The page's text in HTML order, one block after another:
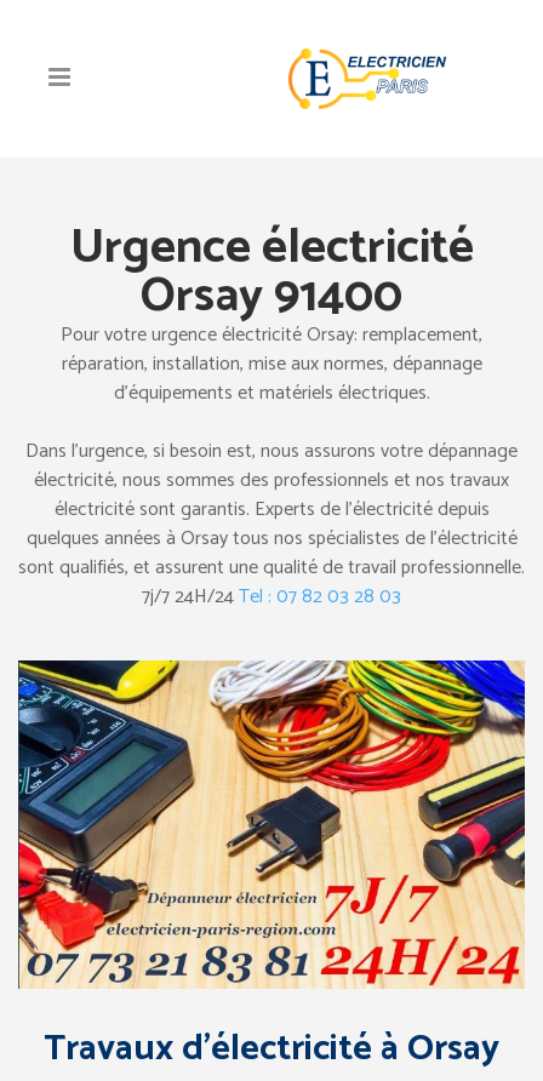
Urgence électricité
Orsay 91400
Pour votre urgence électricité Orsay: remplacement,
réparation, installation, mise aux normes, dépannage
d’équipements et matériels électriques.
Dans l’urgence, si besoin est, nous assurons votre dépannage
électricité, nous sommes des professionnels et nos travaux
électricité sont garantis. Experts de l’électricité depuis
quelques années à Orsay tous nos spécialistes de l’électricité
sont qualifiés, et assurent une qualité de travail professionnelle.
7j/7 24H/24Tel : 07 82 03 28 03
Travaux d’électricité à Orsay